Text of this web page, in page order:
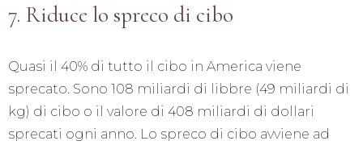
7. Riduce lo spreco di cibo
Quasi il 40% di tutto il cibo in America viene
sprecato. Sono 108 miliardi di libbre (49 miliardi di
kg) di cibo o il valore di 408 miliardi di dollari
sprecati ogni anno. Lo spreco di cibo avviene ad